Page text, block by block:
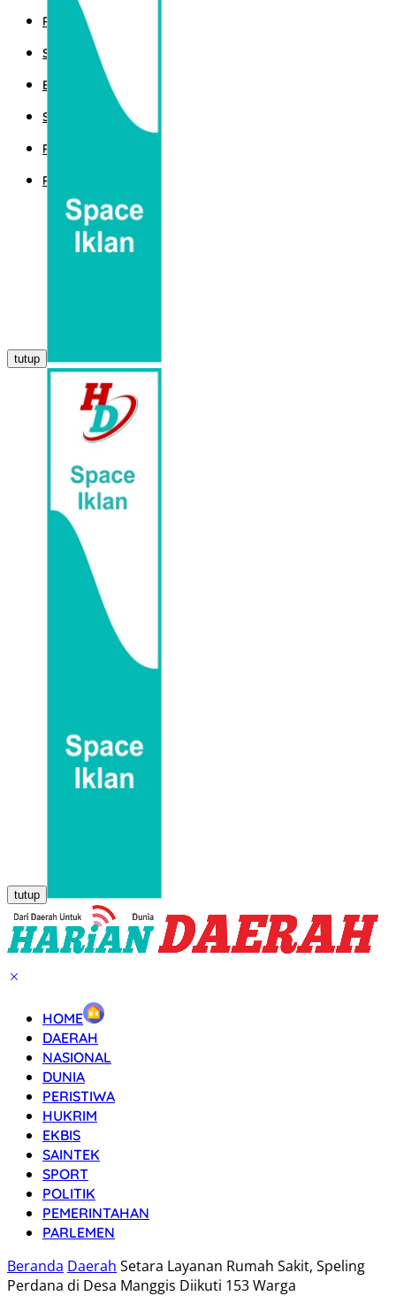
POLITIK
SPORT
EKBIS
SAINTEK
PEMERINTAHAN
PARLEMEN
tutup
tutup
HOME
DAERAH
NASIONAL
DUNIA
PERISTIWA
HUKRIM
EKBIS
SAINTEK
SPORT
POLITIK
PEMERINTAHAN
PARLEMEN
Beranda Daerah Setara Layanan Rumah Sakit, Speling
Perdana di Desa Manggis Diikuti 153 Warga